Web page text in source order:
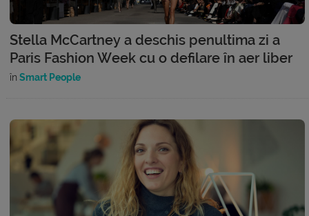
Stella McCartney a deschis penultima zi a
Paris Fashion Week cu o defilare în aer liber
în Smart People